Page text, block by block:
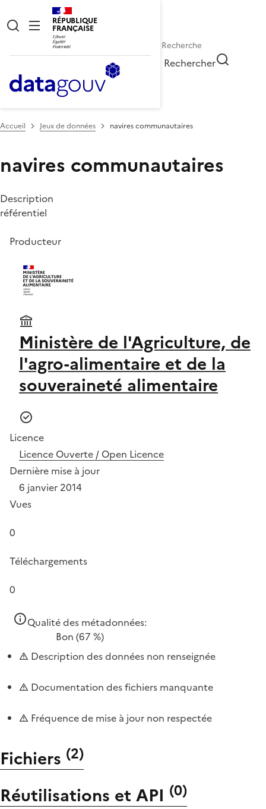
RÉPUBLIQUE
FRANÇAISE
Rechercher
Accueil Jeux de données navires communautaires
navires communautaires
Description
référentiel
Producteur
Ministère de l'Agriculture, de
l'agro-alimentaire et de la
souveraineté alimentaire
Licence
Licence Ouverte / Open Licence
Dernière mise à jour
6 janvier 2014
Vues
0
Téléchargements
0
Qualité des métadonnées:
Bon (67 %)
Description des données non renseignée
Documentation des fichiers manquante
Fréquence de mise à jour non respectée
Fichiers (2)
Réutilisations et API (0)